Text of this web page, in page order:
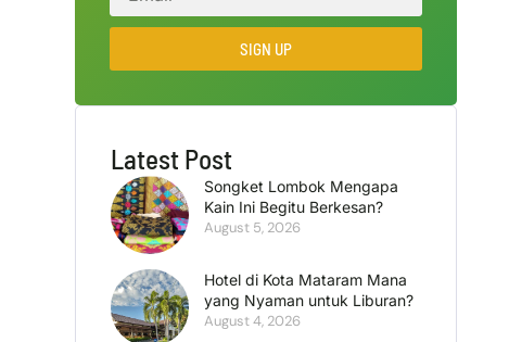
SIGN UP
Latest Post
Songket Lombok Mengapa
Kain Ini Begitu Berkesan?
August 5, 2026
Hotel di Kota Mataram Mana
yang Nyaman untuk Liburan?
August 4, 2026